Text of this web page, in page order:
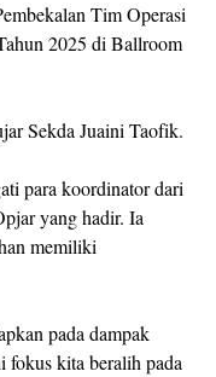
Tim Operasi
2025 di Ballroom
Sekda Juaini Taofik.
para koordinator dari
yang hadir. Ia
memiliki
pada dampak
fokus kita beralih pada